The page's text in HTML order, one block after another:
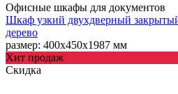
Офисные шкафы для документов
Шкаф узкий двухдверный
дерево
размер: 400х450х1987 мм
Хит продаж
Скидка